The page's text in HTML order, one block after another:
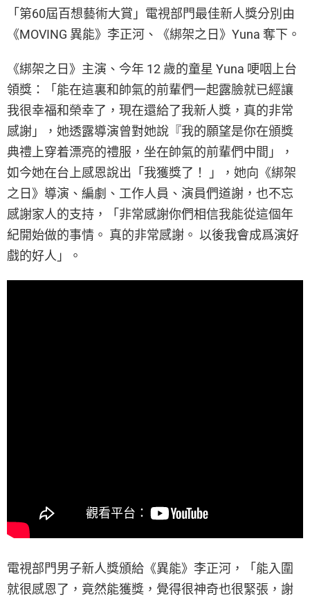
「第60屆百想藝術大賞」電視部門最佳新人獎分別由
《MOVING 異能》李正河、《綁架之日》Yuna 奪下。
《綁架之日》主演、今年 12 歲的童星 Yuna 哽咽上台
領獎：「能在這裏和帥氣的前輩們一起露臉就已經讓
我很幸福和榮幸了，現在還給了我新人獎，真的非常
感謝」，她透露導演曾對她說『我的願望是你在頒獎
典禮上穿着漂亮的禮服，坐在帥氣的前輩們中間」，
如今她在台上感恩說出「我獲獎了！ 」，她向《綁架
之日》導演、編劇、工作人員、演員們道謝，也不忘
感謝家人的支持，「非常感謝你們相信我能從這個年
紀開始做的事情。 真的非常感謝。 以後我會成爲演好
戲的好人」。
電視部門男子新人獎頒給《異能》李正河，「能入圍
就很感恩了，竟然能獲獎，覺得很神奇也很緊張，謝